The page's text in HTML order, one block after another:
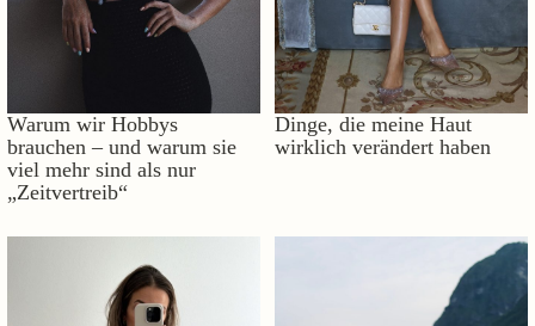
Warum wir Hobbys
brauchen – und warum sie
viel mehr sind als nur
„Zeitvertreib“
Dinge, die meine Haut
wirklich verändert haben